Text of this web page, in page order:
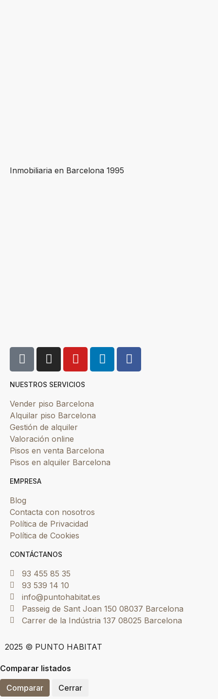
Inmobiliaria en Barcelona 1995
NUESTROS SERVICIOS
Vender piso Barcelona
Alquilar piso Barcelona
Gestión de alquiler
Valoración online
Pisos en venta Barcelona
Pisos en alquiler Barcelona
EMPRESA
Blog
Contacta con nosotros
Política de Privacidad
Política de Cookies
CONTÁCTANOS
93 455 85 35
93 539 14 10
info@puntohabitat.es
Passeig de Sant Joan 150 08037 Barcelona
Carrer de la Indústria 137 08025 Barcelona
2025 © PUNTO HABITAT
Comparar listados
Comparar
Cerrar